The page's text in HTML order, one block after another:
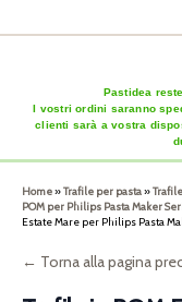
Pastidea
I vostri ordini saranno
clienti sarà a vostra
Home»Trafile per pasta»
POM per Philips Pasta Maker
Estate Mare per Philips Pasta
← Torna alla pagina